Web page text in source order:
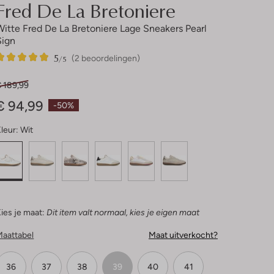
De La Bretoniere
Fred De La Bretoniere Lage Sneakers Pearl
(2 beoordelingen)
5/5
-50%
189,99
94,99
Wit
je maat: Dit item valt normaal, kies je eigen maat
Maat uitverkocht?
36 37 38 39 40 41